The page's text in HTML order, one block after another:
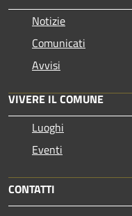
Notizie
Comunicati
Avvisi
VIVERE IL COMUNE
Luoghi
Eventi
CONTATTI